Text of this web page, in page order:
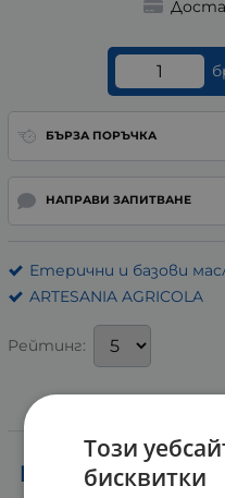
БЪРЗА ПОРЪЧКА
НАПРАВИ ЗАПИТВАНЕ
Етерични и базови
ARTESANIA AGRICOLA
Рейтинг:
ЕТЕРИЧНО
Този
бисквитки